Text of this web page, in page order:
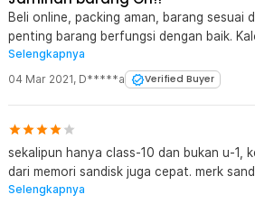
Beli online, packing aman, barang sesuai
penting barang berfungsi dengan baik.
udah aku posting deh..
Selengkapnya
04 Mar 2021, D*****a Verified Buyer
sekalipun hanya class-10 dan bukan u-1,
dari memori sandisk juga cepat. merk
menjadi pilihan bagi orang-orang yang
Selengkapnya